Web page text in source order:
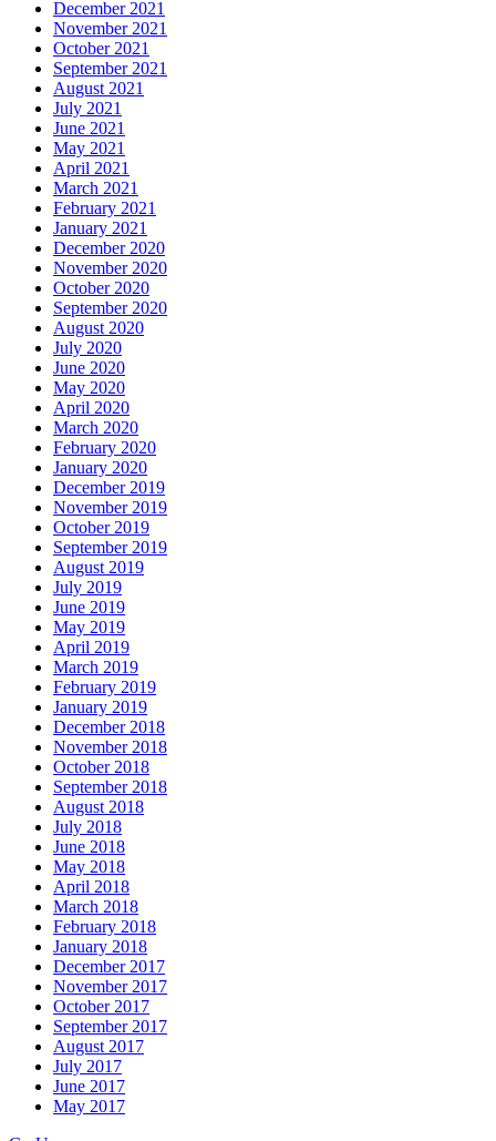
December 2021
November 2021
October 2021
September 2021
August 2021
July 2021
June 2021
May 2021
April 2021
March 2021
February 2021
January 2021
December 2020
November 2020
October 2020
September 2020
August 2020
July 2020
June 2020
May 2020
April 2020
March 2020
February 2020
January 2020
December 2019
November 2019
October 2019
September 2019
August 2019
July 2019
June 2019
May 2019
April 2019
March 2019
February 2019
January 2019
December 2018
November 2018
October 2018
September 2018
August 2018
July 2018
June 2018
May 2018
April 2018
March 2018
February 2018
January 2018
December 2017
November 2017
October 2017
September 2017
August 2017
July 2017
June 2017
May 2017